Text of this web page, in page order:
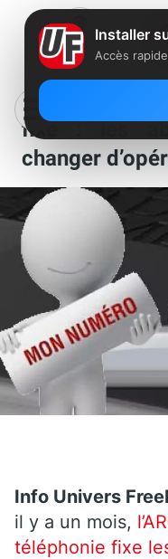
Free a lancé
fixe : les
changer
Info Univers
il y a un mois,
téléphonie fixe
Installer
Accès